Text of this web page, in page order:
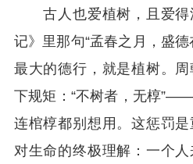
古人也爱植树，且爱得
记》里那句“孟春之月，盛
最大的德行，就是植树。
下规矩：“不树者，无椁
连棺椁都别想用。这惩罚
对生命的终极理解：一个